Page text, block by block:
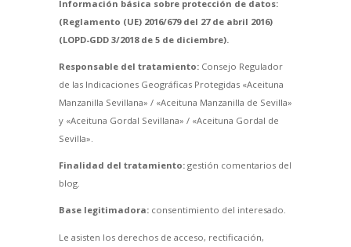
Información básica sobre protección de datos:
(Reglamento (UE) 2016/679 del 27 de abril 2016)
(LOPD-GDD 3/2018 de 5 de diciembre).
Responsable del tratamiento:Consejo Regulador
de las Indicaciones Geográficas Protegidas «Aceituna
Manzanilla Sevillana» / «Aceituna Manzanilla de Sevilla»
y «Aceituna Gordal Sevillana» / «Aceituna Gordal de
Sevilla».
Finalidad del tratamiento:gestión comentarios del
blog.
Base legitimadora:consentimiento del interesado.
Le asisten los derechos de acceso, rectificación,